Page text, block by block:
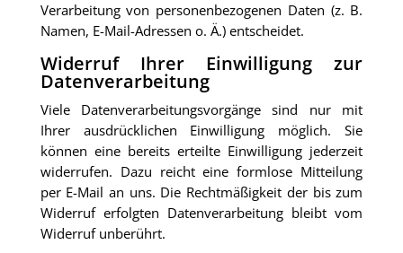
Verarbeitung von personenbezogenen Daten (z. B.
Namen, E-Mail-Adressen o. Ä.) entscheidet.
Widerruf Ihrer Einwilligung zur
Datenverarbeitung
Viele Datenverarbeitungsvorgänge sind nur mit
Ihrer ausdrücklichen Einwilligung möglich. Sie
können eine bereits erteilte Einwilligung jederzeit
widerrufen. Dazu reicht eine formlose Mitteilung
per E-Mail an uns. Die Rechtmäßigkeit der bis zum
Widerruf erfolgten Datenverarbeitung bleibt vom
Widerruf unberührt.